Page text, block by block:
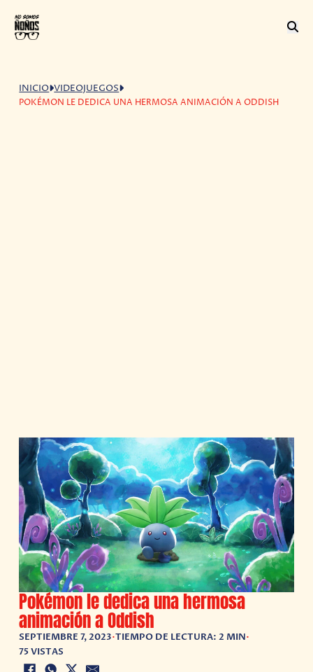
INICIO VIDEOJUEGOS
POKÉMON LE DEDICA UNA HERMOSA ANIMACIÓN A ODDISH
Pokémon le dedica una hermosa
animación a Oddish
SEPTIEMBRE 7, 2023•TIEMPO DE LECTURA: 2 MIN•
75 VISTAS